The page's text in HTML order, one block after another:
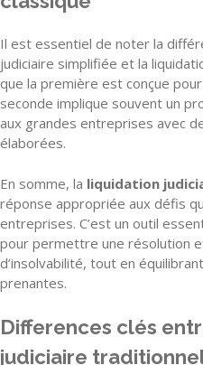
Il est essentiel de noter la
judiciaire simplifiée et la
que la première est conçue
seconde implique souvent un
aux grandes entreprises avec
élaborées.
En somme, la liquidation
réponse appropriée aux défis
entreprises. C’est un outil
pour permettre une résolution
d’insolvabilité, tout en
prenantes.
Differences clés
judiciaire